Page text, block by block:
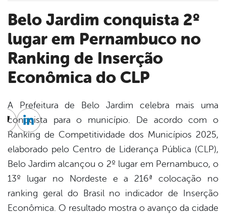
Belo Jardim conquista 2º
lugar em Pernambuco no
Ranking de Inserção
Econômica do CLP
A Prefeitura de Belo Jardim celebra mais uma
conquista para o município. De acordo com o
Ranking de Competitividade dos Municípios 2025,
elaborado pelo Centro de Liderança Pública (CLP),
Belo Jardim alcançou o 2º lugar em Pernambuco, o
13º lugar no Nordeste e a 216ª colocação no
ranking geral do Brasil no indicador de Inserção
Econômica. O resultado mostra o avanço da cidade
Twitter
Linkedin